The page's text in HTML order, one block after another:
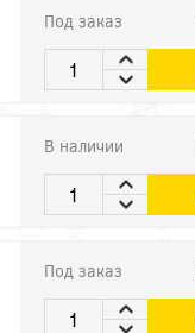
Под заказ
В наличии
Под заказ